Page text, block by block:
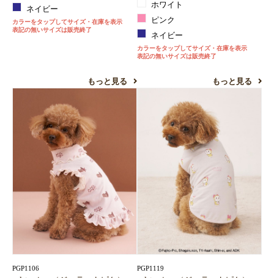
ネイビー
カラーをタップしてサイズ・在庫を表示
表記の無いサイズは販売終了
もっと見る
ホワイト
ピンク
ネイビー
カラーをタップしてサイズ・在庫を表示
表記の無いサイズは販売終了
もっと見る
PGP1106 PGP1119